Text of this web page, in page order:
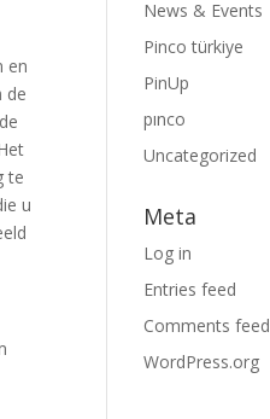
en
de
te
u
News & Events
Pinco türkiye
PinUp
pınco
Uncategorized
Meta
Log in
Entries feed
Comments feed
WordPress.org